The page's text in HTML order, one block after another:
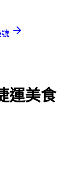
號
運美食